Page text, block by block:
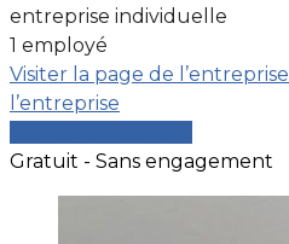
entreprise individuelle
1 employé
Visiter la page de l’entreprise
l’entreprise
Gratuit - Sans engagement